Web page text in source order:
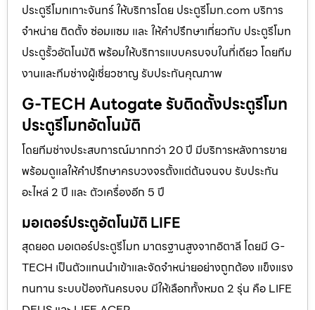
ประตูรีโมทเกาะจันทร์ ให้บริการโดย ประตูรีโมท.com บริการ
จำหน่าย ติดตั้ง ซ่อมแซม และ ให้คำปรึกษาเกี่ยวกับ ประตูรีโมท
ประตูรั้วอัตโนมัติ พร้อมให้บริการแบบครบจบในที่เดียว โดยทีม
งานและทีมช่างผู้เชี่ยวชาญ รับประกันคุณภาพ
G-TECH Autogate รับติดตั้งประตูรีโมท
ประตูรีโมทอัตโนมัติ
โดยทีมช่างประสบการณ์มากกว่า 20 ปี มีบริการหลังการขาย
พร้อมดูแลให้คำปรึกษาครบวงจรตั้งแต่ต้นจนจบ รับประกัน
อะไหล่ 2 ปี และ ตัวเครื่องอีก 5 ปี
มอเตอร์ประตูอัตโนมัติ LIFE
สุดยอด มอเตอร์ประตูรีโมท มาตรฐานสูงจากอิตาลี โดยมี G-
TECH เป็นตัวแทนนำเข้าและจัดจำหน่ายอย่างถูกต้อง แข็งแรง
ทนทาน ระบบป้องกันครบจบ มีให้เลือกทั้งหมด 2 รุ่น คือ LIFE